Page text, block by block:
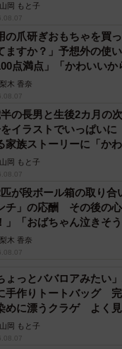
が…
山岡 もと子
の爪研ぎおもちゃを買
ますか？」予想外の使
点満点」「かわいいか
梨木 香奈
の長男と生後2カ月の
イラストでいっぱい
家族ストーリーに「かわ
山岡 もと子
が段ボール箱の取り合
チ」の応酬 その後の
」「おばちゃん泣きそ
梨木 香奈
ょっとババロアみたい
手作りトートバッグ
めに漂うクラゲ よく
」
山岡 もと子